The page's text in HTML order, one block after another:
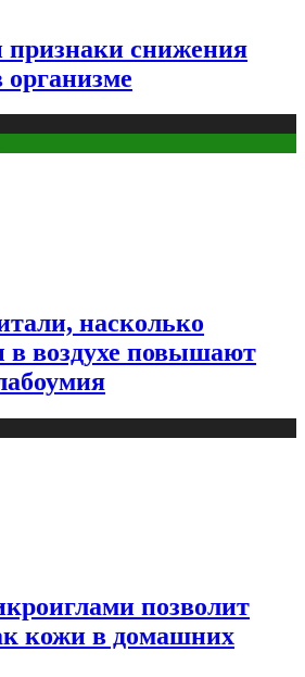
признаки снижения
организме
насколько
воздухе повышают
позволит
кожи в домашних